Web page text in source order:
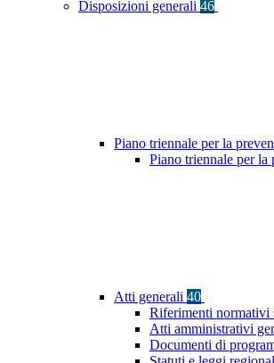
Disposizioni generali 46
Piano triennale per la
Piano triennale per la
Atti generali 40
Riferimenti normativi
Atti amministrativi
Documenti di